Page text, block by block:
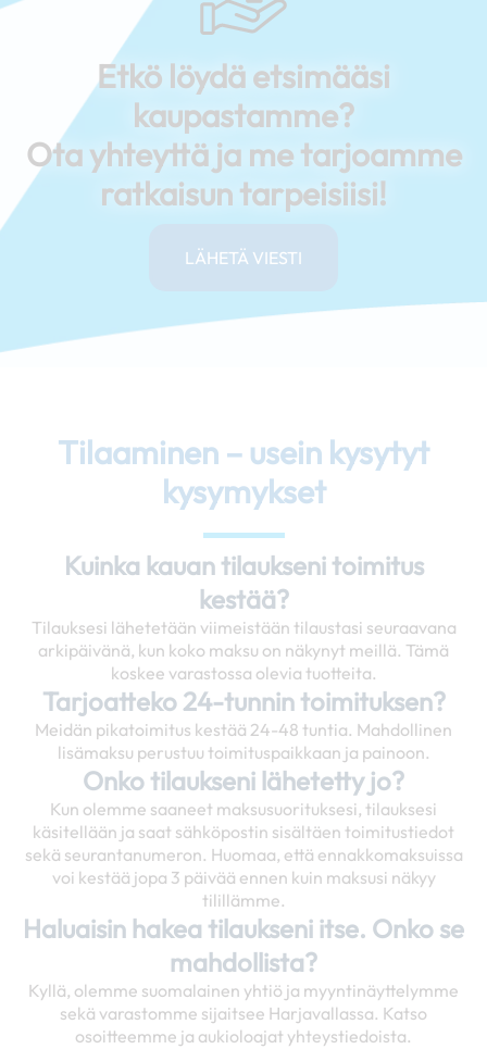
Etkö löydä etsimääsi
kaupastamme?
Ota yhteyttä ja me tarjoamme
ratkaisun tarpeisiisi!
LÄHETÄ VIESTI
Tilaaminen – usein kysytyt
kysymykset
Kuinka kauan tilaukseni toimitus
kestää?
Tilauksesi lähetetään viimeistään tilaustasi seuraavana
arkipäivänä, kun koko maksu on näkynyt meillä. Tämä
koskee varastossa olevia tuotteita.
Tarjoatteko 24-tunnin toimituksen?
Meidän pikatoimitus kestää 24-48 tuntia. Mahdollinen
lisämaksu perustuu toimituspaikkaan ja painoon.
Onko tilaukseni lähetetty jo?
Kun olemme saaneet maksusuorituksesi, tilauksesi
käsitellään ja saat sähköpostin sisältäen toimitustiedot
sekä seurantanumeron. Huomaa, että ennakkomaksuissa
voi kestää jopa 3 päivää ennen kuin maksusi näkyy
tilillämme.
Haluaisin hakea tilaukseni itse. Onko se
mahdollista?
Kyllä, olemme suomalainen yhtiö ja myyntinäyttelymme
sekä varastomme sijaitsee Harjavallassa. Katso
osoitteemme ja aukioloajat yhteystiedoista.